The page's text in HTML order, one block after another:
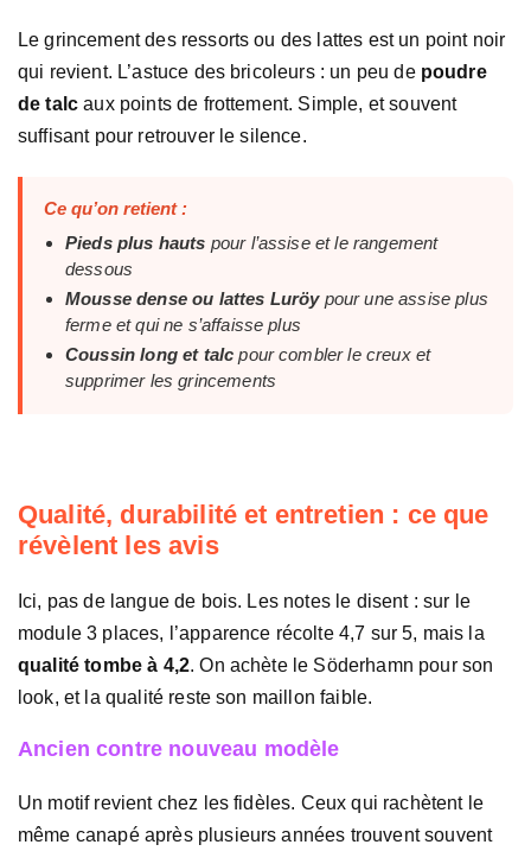
Le grincement des ressorts ou des lattes est un point noir
qui revient. L’astuce des bricoleurs : un peu de poudre
de talc aux points de frottement. Simple, et souvent
suffisant pour retrouver le silence.
Ce qu’on retient :
Pieds plus hauts pour l’assise et le rangement
dessous
Mousse dense ou lattes Luröypour une assise plus
ferme et qui ne s’affaisse plus
Coussin long et talc pour combler le creux et
supprimer les grincements
Qualité, durabilité et entretien : ce que
révèlent les avis
Ici, pas de langue de bois. Les notes le disent : sur le
module 3 places, l’apparence récolte 4,7 sur 5, mais la
qualité tombe à 4,2. On achète le Söderhamn pour son
look, et la qualité reste son maillon faible.
Ancien contre nouveau modèle
Un motif revient chez les fidèles. Ceux qui rachètent le
même canapé après plusieurs années trouvent souvent